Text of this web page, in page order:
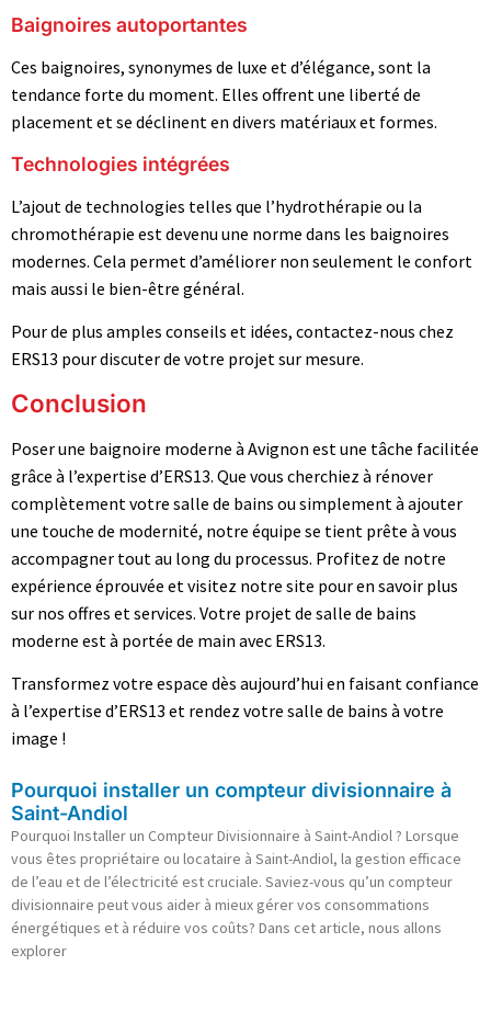
Baignoires autoportantes
Ces baignoires, synonymes de luxe et d’élégance, sont la
tendance forte du moment. Elles offrent une liberté de
placement et se déclinent en divers matériaux et formes.
Technologies intégrées
L’ajout de technologies telles que l’hydrothérapie ou la
chromothérapie est devenu une norme dans les baignoires
modernes. Cela permet d’améliorer non seulement le confort
mais aussi le bien-être général.
Pour de plus amples conseils et idées, contactez-nous chez
ERS13 pour discuter de votre projet sur mesure.
Conclusion
Poser une baignoire moderne à Avignon est une tâche facilitée
grâce à l’expertise d’ERS13. Que vous cherchiez à rénover
complètement votre salle de bains ou simplement à ajouter
une touche de modernité, notre équipe se tient prête à vous
accompagner tout au long du processus. Profitez de notre
expérience éprouvée et visitez notre site pour en savoir plus
sur nos offres et services. Votre projet de salle de bains
moderne est à portée de main avec ERS13.
Transformez votre espace dès aujourd’hui en faisant confiance
à l’expertise d’ERS13 et rendez votre salle de bains à votre
image !
Pourquoi installer un compteur divisionnaire à
Saint-Andiol
Pourquoi Installer un Compteur Divisionnaire à Saint-Andiol ? Lorsque
vous êtes propriétaire ou locataire à Saint-Andiol, la gestion efficace
de l’eau et de l’électricité est cruciale. Saviez-vous qu’un compteur
divisionnaire peut vous aider à mieux gérer vos consommations
énergétiques et à réduire vos coûts? Dans cet article, nous allons
explorer